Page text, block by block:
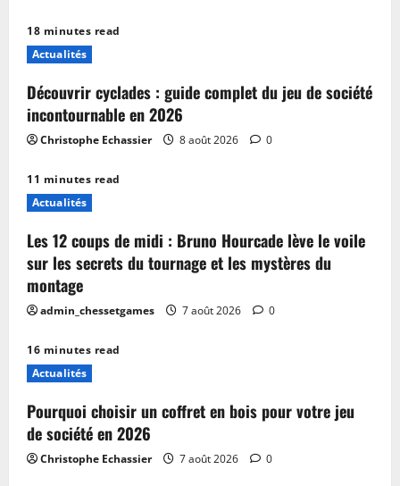
18 minutes read
Actualités
Découvrir cyclades : guide complet du jeu de société
incontournable en 2026
Christophe Echassier 8 août 2026 0
11 minutes read
Actualités
Les 12 coups de midi : Bruno Hourcade lève le voile
sur les secrets du tournage et les mystères du
montage
admin_chessetgames 7 août 2026 0
16 minutes read
Actualités
Pourquoi choisir un coffret en bois pour votre jeu
de société en 2026
Christophe Echassier 7 août 2026 0